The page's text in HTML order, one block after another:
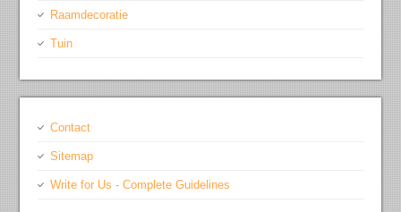
Raamdecoratie
Tuin
Contact
Sitemap
Write for Us - Complete Guidelines